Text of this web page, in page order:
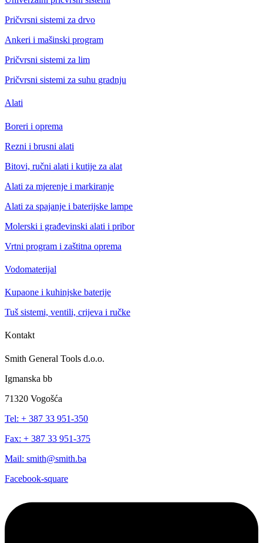
Pričvrsni sistemi za drvo
Ankeri i mašinski program
Pričvrsni sistemi za lim
Pričvrsni sistemi za suhu gradnju
Alati
Boreri i oprema
Rezni i brusni alati
Bitovi, ručni alati i kutije za alat
Alati za mjerenje i markiranje
Alati za spajanje i baterijske lampe
Molerski i građevinski alati i pribor
Vrtni program i zaštitna oprema
Vodomaterijal
Kupaone i kuhinjske baterije
Tuš sistemi, ventili, crijeva i ručke
Kontakt
Smith General Tools d.o.o.
Igmanska bb
71320 Vogošća
Tel: + 387 33 951-350
Fax: + 387 33 951-375
Mail: smith@smith.ba
Facebook-square